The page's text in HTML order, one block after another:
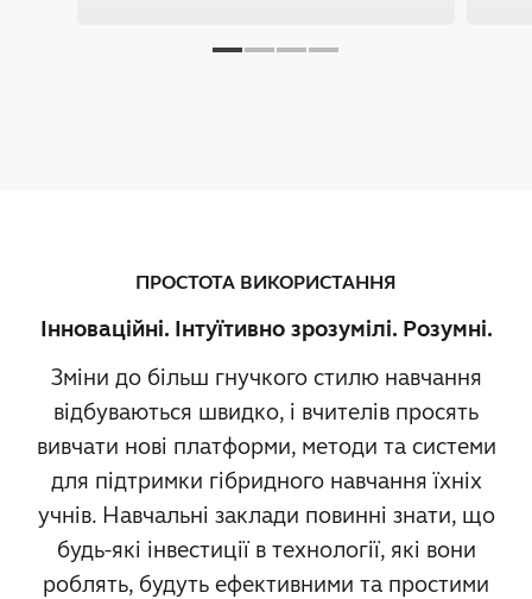
ПРОСТОТА ВИКОРИСТАННЯ
Інноваційні. Інтуїтивно зрозумілі. Розумні.
Зміни до більш гнучкого стилю навчання
відбуваються швидко, і вчителів просять
вивчати нові платформи, методи та системи
для підтримки гібридного навчання їхніх
учнів. Навчальні заклади повинні знати, що
будь-які інвестиції в технології, які вони
роблять, будуть ефективними та простими